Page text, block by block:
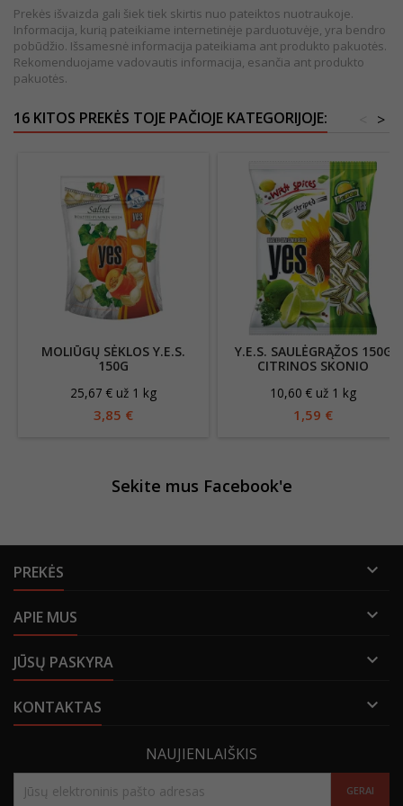
Prekės išvaizda gali šiek tiek skirtis nuo pateiktos nuotraukoje.
Informacija, kurią pateikiame internetinėje parduotuvėje, yra bendro
pobūdžio. Išsamesnė informacija pateikiama ant produkto pakuotės.
Rekomenduojame vadovautis informacija, esančia ant produkto
pakuotės.
16 KITOS PREKĖS TOJE PAČIOJE KATEGORIJOJE: >
MOLIŪGŲ SĖKLOS Y.E.S.
150G
25,67 € už 1 kg
3,85 €
Y.E.S. SAULĖGRĄŽOS 150G
CITRINOS SKONIO
10,60 € už 1 kg
1,59 €
Sekite mus Facebook'e
PREKĖS 
APIE MUS 
JŪSŲ PASKYRA 
KONTAKTAS 
NAUJIENLAIŠKIS